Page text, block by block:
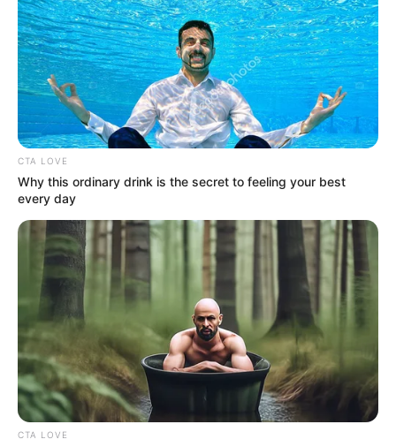
CTA LOVE
Why this ordinary drink is the secret to feeling your best
every day
CTA LOVE